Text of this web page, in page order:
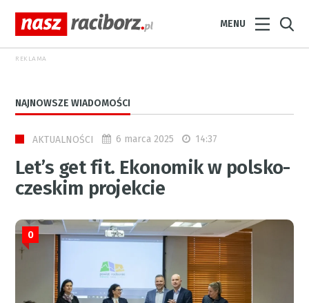
MENU
REKLAMA
NAJNOWSZE WIADOMOŚCI
AKTUALNOŚCI 6 marca 2025 14:37
Let’s get fit. Ekonomik w polsko-
czeskim projekcie
0